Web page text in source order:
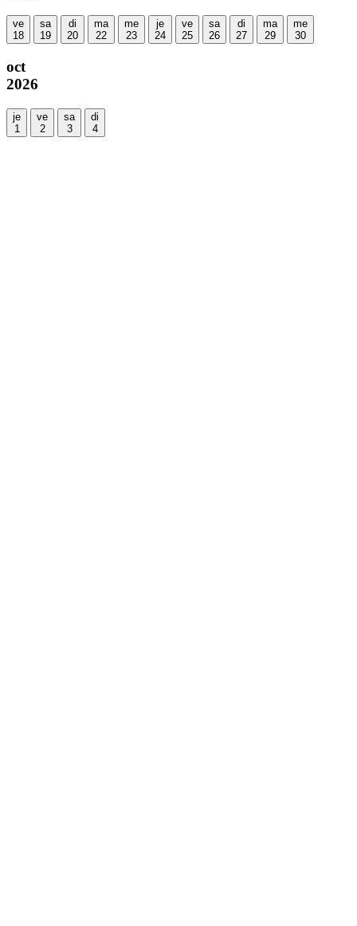
ve
18
sa
19
di
20
ma
22
me
23
je
24
ve
25
sa
26
di
27
ma
29
me
30
oct
2026
je
1
ve
2
sa
3
di
4